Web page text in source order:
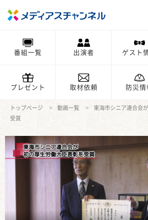
番組一覧 出演者 ゲスト
プレゼント 取材依頼 防災情
トップページ 動画一覧
東海市シニア連合会
受賞